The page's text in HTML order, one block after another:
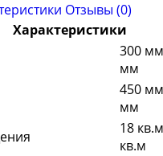
Отзывы (0)
Характеристики
300
мм
450
мм
18
кв.м